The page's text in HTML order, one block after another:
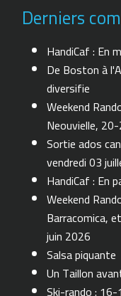
Derniers
HandiCaf : En
De Boston à
diversifie
Weekend
Neouvielle,
Sortie ados
vendredi 03
HandiCaf : En
Weekend
Barracomica,
juin 2026
Salsa piquante
Un Taillon